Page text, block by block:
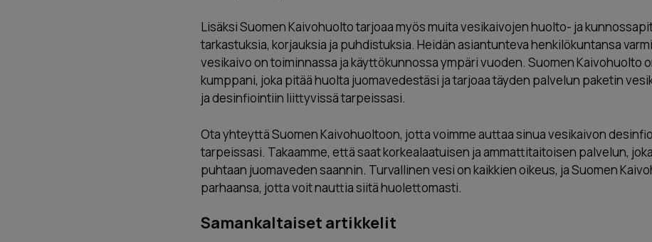
Lisäksi Suomen Kaivohuolto tarjoaa myös muita vesikaivojen huolto- ja
tarkastuksia, korjauksia ja puhdistuksia. Heidän asiantunteva henkilökuntansa
vesikaivo on toiminnassa ja käyttökunnossa ympäri vuoden. Suomen Kaivohuolto
kumppani, joka pitää huolta juomavedestäsi ja tarjoaa täyden palvelun paketin
ja desinfiointiin liittyvissä tarpeissasi.
Ota yhteyttä Suomen Kaivohuoltoon, jotta voimme auttaa sinua vesikaivon
tarpeissasi. Takaamme, että saat korkealaatuisen ja ammattitaitoisen palvelun,
puhtaan juomaveden saannin. Turvallinen vesi on kaikkien oikeus, ja Suomen
parhaansa, jotta voit nauttia siitä huolettomasti.
Samankaltaiset artikkelit